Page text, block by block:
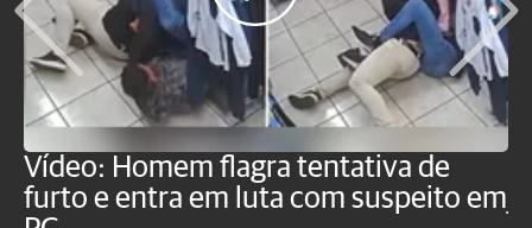
Vídeo: Homem flagra tentativa de
furto e entra em luta com suspeito em